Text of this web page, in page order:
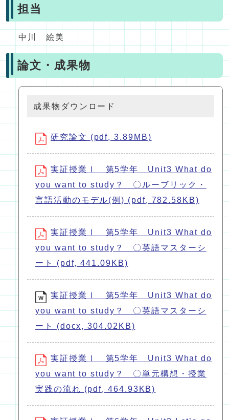
担当
中川 絵美
論文・成果物
成果物ダウンロード
研究論文 (pdf, 3.89MB)
実証授業Ⅰ 第5学年 Unit3 What do
you want to study？ 〇ルーブリック・
言語活動のモデル(例) (pdf, 782.58KB)
実証授業Ⅰ 第5学年 Unit3 What do
you want to study？ 〇英語マスターシ
ート (pdf, 441.09KB)
実証授業Ⅰ 第5学年 Unit3 What do
you want to study？ 〇英語マスターシ
ート (docx, 304.02KB)
実証授業Ⅰ 第5学年 Unit3 What do
you want to study？ 〇単元構想・授業
実践の流れ (pdf, 464.93KB)